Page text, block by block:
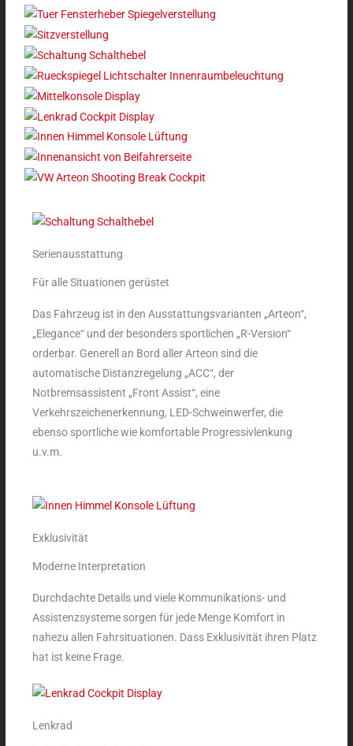
Serienausstattung
Für alle Situationen gerüstet
Das Fahrzeug ist in den Ausstattungsvarianten „Arteon“,
„Elegance“ und der besonders sportlichen „R-Version“
orderbar. Generell an Bord aller Arteon sind die
automatische Distanzregelung „ACC“, der
Notbremsassistent „Front Assist“, eine
Verkehrszeichenerkennung, LED-Schweinwerfer, die
ebenso sportliche wie komfortable Progressivlenkung
u.v.m.
Exklusivität
Moderne Interpretation
Durchdachte Details und viele Kommunikations- und
Assistenzsysteme sorgen für jede Menge Komfort in
nahezu allen Fahrsituationen. Dass Exklusivität ihren Platz
hat ist keine Frage.
Lenkrad